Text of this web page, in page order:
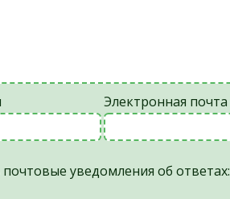
Электронная почта
уведомления об ответах: